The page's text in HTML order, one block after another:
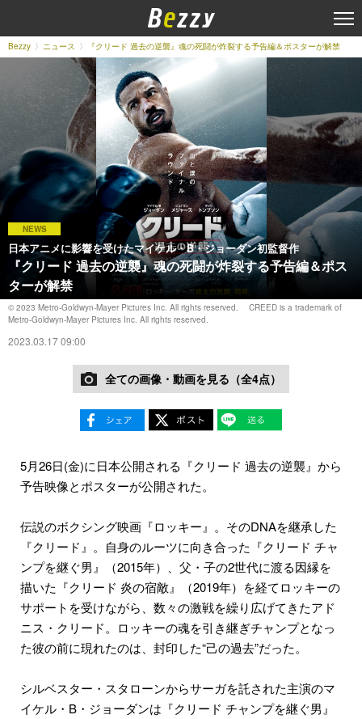
Bezzy ニュース 『クリード 過去の逆襲』魂の死闘が炸裂する予告編＆ポスターが解禁
NEWS
日本アニメに影響を受けたマイケル・B・ジョーダン初監督作
『クリード 過去の逆襲』魂の死闘が炸裂する予告編＆ポス
ターが解禁
© 2023 Metro-Goldwyn-Mayer Pictures Inc. All rights reserved. CREED is a trademark of
Metro-Goldwyn-Mayer Pictures Inc. All rights reserved.
2023.03.17 09:00
全ての画像・動画を見る（全4点）
5月26日(金)に日本公開される『クリード 過去の逆襲』から
予告映像とポスターが公開された。
伝説のボクシング映画『ロッキー』。そのDNAを継承した
『クリード』。自身のルーツに向き合った『クリード チャ
ンプを継ぐ男』（2015年）、父・子の2世代に渡る因縁を
描いた『クリード 炎の宿敵』（2019年）を経てロッキーの
サポートを受けながら、数々の激戦を繰り広げてきたアド
ニス・クリード。ロッキーの魂を引き継ぎチャンプとなっ
た彼の前に現れたのは、封印した“己の過去”だった。
シルベスター・スタローンからサーガを託された主演のマ
イケル・B・ジョーダンは『クリード チャンプを継ぐ男』